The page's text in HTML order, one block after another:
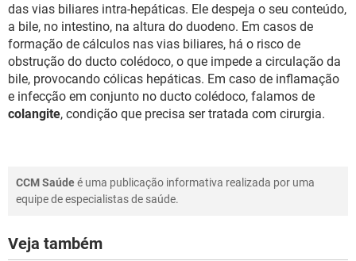
GLOSSÁRIO
das vias biliares intra-hepáticas. Ele despeja o seu conteúdo,
a bile, no intestino, na altura do duodeno. Em casos de
formação de cálculos nas vias biliares, há o risco de
obstrução do ducto colédoco, o que impede a circulação da
bile, provocando cólicas hepáticas. Em caso de inflamação
e infecção em conjunto no ducto colédoco, falamos de
colangite, condição que precisa ser tratada com cirurgia.
CCM Saúdeé uma publicação informativa realizada por uma
equipe de especialistas de saúde.
Veja também